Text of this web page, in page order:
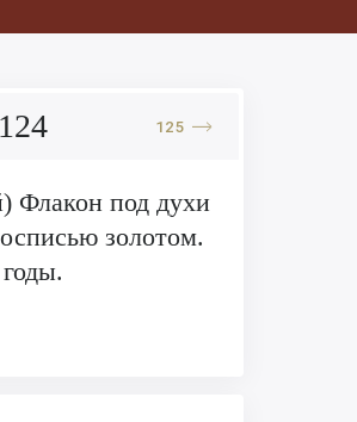
124 125
Флакон под духи
золотом.